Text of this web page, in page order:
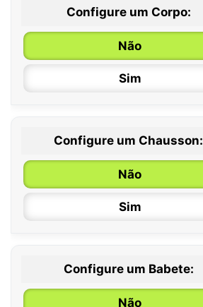
Configure um Corpo:
Não
Sim
0 / 6 meses
6 / 12 meses
12 / 18 meses
Configure um Chausson:
Não
Sim
Configure um Babete:
Não